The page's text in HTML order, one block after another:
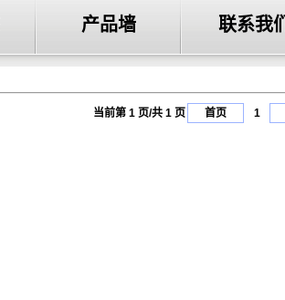
产品墙 联系我们
当前第 1 页/共 1 页 首页 1